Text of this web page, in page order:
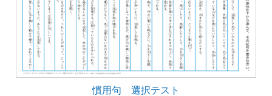
慣用句 選択テスト